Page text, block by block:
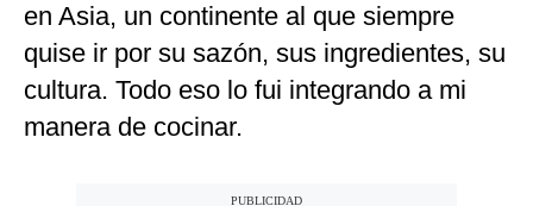
en Asia, un continente al que siempre
quise ir por su sazón, sus ingredientes, su
cultura. Todo eso lo fui integrando a mi
manera de cocinar.